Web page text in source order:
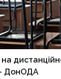
ДонОДА